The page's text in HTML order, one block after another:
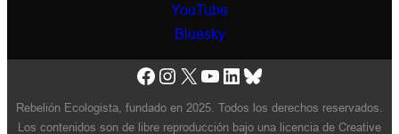
YouTube
Bluesky
Facebook
Instagram
X YouTube
LinkedIn
Bluesky
Rebelión Ecologista, fundado en 2025. Todos los derechos reservados.
Los contenidos son de libre reproducción bajo una licencia de Creative